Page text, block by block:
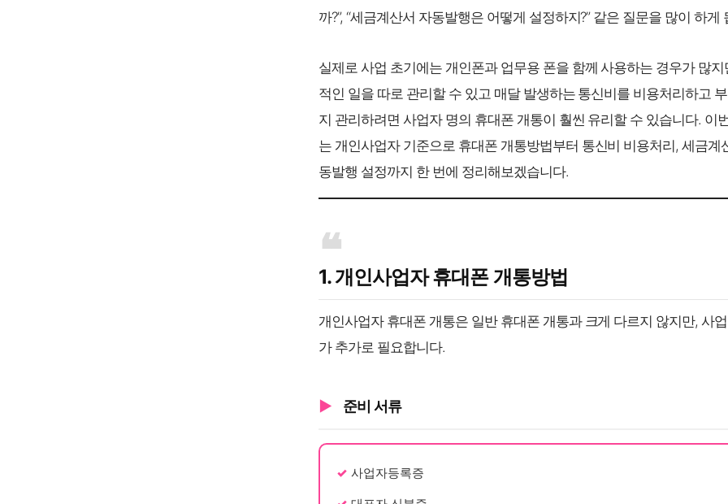
까?”, “세금계산서 자동발행은 어떻게 설정하지?” 같은 질문을 많이 하게
실제로 사업 초기에는 개인폰과 업무용 폰을 함께 사용하는 경우가 많지
적인 일을 따로 관리할 수 있고 매달 발생하는 통신비를 비용처리하고
지 관리하려면 사업자 명의 휴대폰 개통이 훨씬 유리할 수 있습니다. 이
는 개인사업자 기준으로 휴대폰 개통방법부터 통신비 비용처리, 세금계
동발행 설정까지 한 번에 정리해보겠습니다.
1. 개인사업자 휴대폰 개통방법
개인사업자 휴대폰 개통은 일반 휴대폰 개통과 크게 다르지 않지만, 사
가 추가로 필요합니다.
준비 서류
사업자등록증